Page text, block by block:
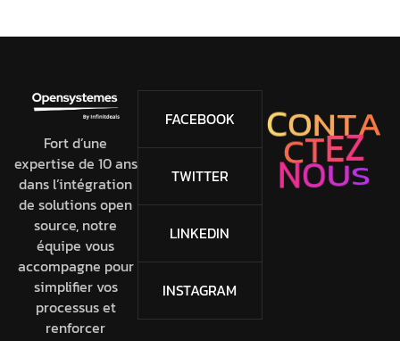
Fort d’une
expertise de 10 ans
dans l’intégration
de solutions open
source, notre
équipe vous
accompagne pour
simplifier vos
processus et
renforcer
FACEBOOK
TWITTER
LINKEDIN
INSTAGRAM
CONTA
CTEZ
NOUS